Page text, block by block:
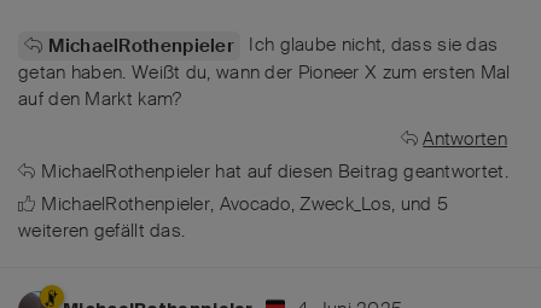
MichaelRothenpieler
Ich glaube nicht, dass sie das
getan haben. Weißt du, wann der Pioneer X zum ersten Mal
auf den Markt kam?
Antworten
MichaelRothenpieler hat auf diesen Beitrag geantwortet.
MichaelRothenpieler, Avocado,Zweck_Los, und 5
weiteren gefällt das.